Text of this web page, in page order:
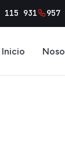
115 931 957
Inicio